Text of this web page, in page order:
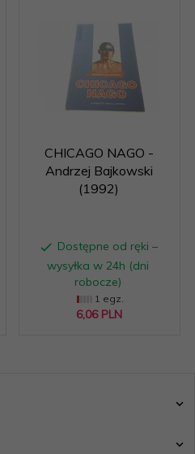
CHICAGO NAGO -
Andrzej Bajkowski
(1992)
Dostępne od ręki –
wysyłka w 24h (dni
robocze)
1 egz.
6,06 PLN